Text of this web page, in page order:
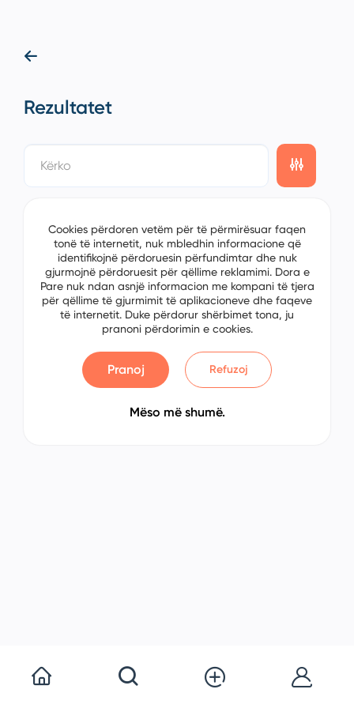
Rezultatet
Cookies përdoren vetëm për të përmirësuar faqen
tonë të internetit, nuk mbledhin informacione që
identifikojnë përdoruesin përfundimtar dhe nuk
gjurmojnë përdoruesit për qëllime reklamimi. Dora e
Pare nuk ndan asnjë informacion me kompani të tjera
për qëllime të gjurmimit të aplikacioneve dhe faqeve
të internetit. Duke përdorur shërbimet tona, ju
pranoni përdorimin e cookies.
Pranoj Refuzoj
Mëso më shumë.